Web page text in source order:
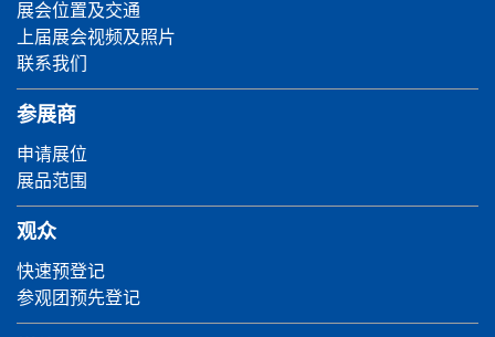
展会位置及交通
上届展会视频及照片
联系我们
参展商
申请展位
展品范围
观众
快速预登记
参观团预先登记